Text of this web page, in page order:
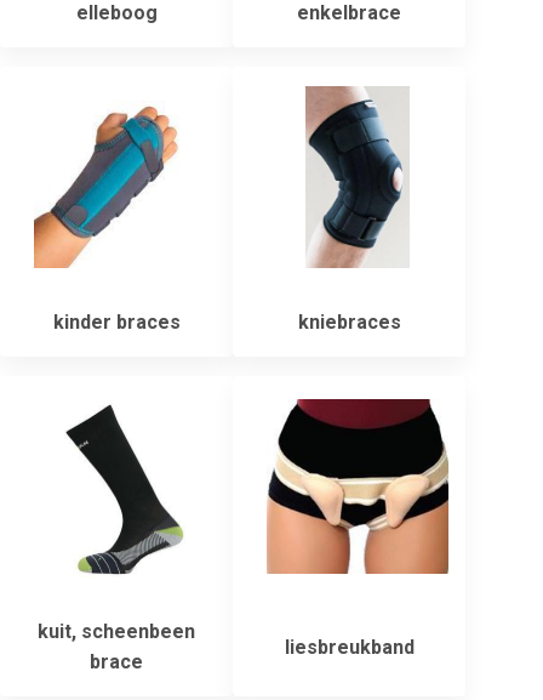
elleboog enkelbrace
kinder braces kniebraces
kuit, scheenbeen
brace
liesbreukband